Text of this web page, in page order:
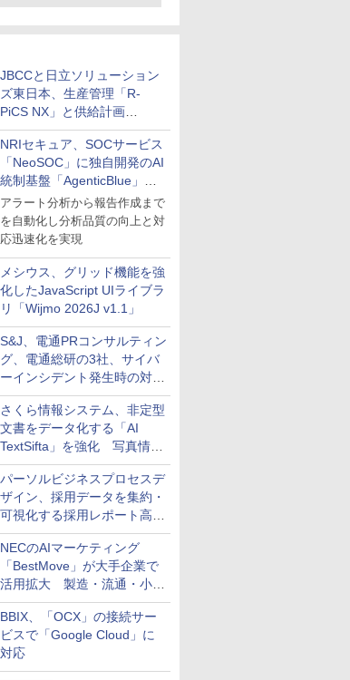
JBCCと日立ソリューション
ズ東日本、生産管理「R-
PiCS NX」と供給計画
「scSQUARE ISP」の連携サ
ービスを提供開始
NRIセキュア、SOCサービス
「NeoSOC」に独自開発のAI
統制基盤「AgenticBlue」を
導入
アラート分析から報告作成まで
を自動化し分析品質の向上と対
応迅速化を実現
メシウス、グリッド機能を強
化したJavaScript UIライブラ
リ「Wijmo 2026J v1.1」
S&J、電通PRコンサルティン
グ、電通総研の3社、サイバ
ーインシデント発生時の対応
と危機管理広報を一体的に訓
練するプログラムを提供
さくら情報システム、非定型
文書をデータ化する「AI
TextSifta」を強化 写真情報
のデータ化などに対応
パーソルビジネスプロセスデ
ザイン、採用データを集約・
可視化する採用レポート高速
化サービスを提供
NECのAIマーケティング
「BestMove」が大手企業で
活用拡大 製造・流通・小売
企業・広告代理店などが実装
フェーズへ
BBIX、「OCX」の接続サー
ビスで「Google Cloud」に
対応